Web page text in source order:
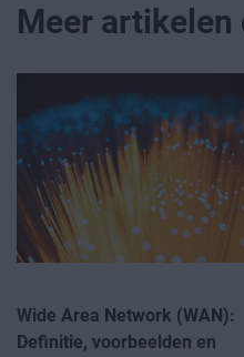
Meer artikelen
Wide Area Network (WAN):
Definitie, voorbeelden en